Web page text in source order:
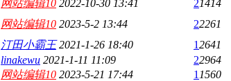
网站编辑10 2022-10-30 13:41 21414
网站编辑10 2023-5-2 13:44 22261
汀田小霸王 2021-1-26 18:40 12641
linakewu 2021-1-11 11:09 22964
网站编辑10 2023-5-21 17:44 1 1560